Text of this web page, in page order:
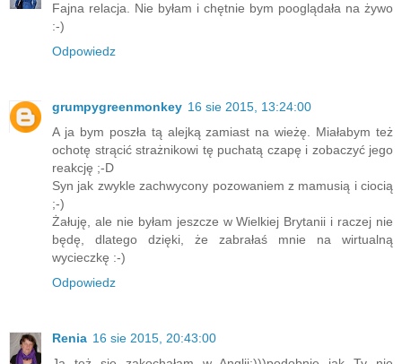
Fajna relacja. Nie byłam i chętnie bym pooglądała na żywo
:-)
Odpowiedz
grumpygreenmonkey 16 sie 2015, 13:24:00
A ja bym poszła tą alejką zamiast na wieżę. Miałabym też
ochotę strącić strażnikowi tę puchatą czapę i zobaczyć jego
reakcję ;-D
Syn jak zwykle zachwycony pozowaniem z mamusią i ciocią
;-)
Żałuję, ale nie byłam jeszcze w Wielkiej Brytanii i raczej nie
będę, dlatego dzięki, że zabrałaś mnie na wirtualną
wycieczkę :-)
Odpowiedz
Renia 16 sie 2015, 20:43:00